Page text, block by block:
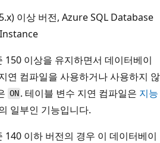
이상 버전, Azure SQL Database
150 이상을 유지하면서 데이터베이
연 컴파일을 사용하거나 사용하지 않
ON . 테이블 변수 지연 컴파일은 지능
일부인 기능입니다.
140 이하 버전의 경우 이 데이터베이